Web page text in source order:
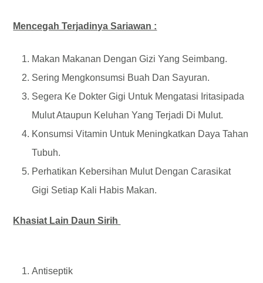
Mencegah Terjadinya Sariawan :
Makan Makanan Dengan Gizi Yang Seimbang.
Sering Mengkonsumsi Buah Dan Sayuran.
Segera Ke Dokter Gigi Untuk Mengatasi Iritasipada
Mulut Ataupun Keluhan Yang Terjadi Di Mulut.
Konsumsi Vitamin Untuk Meningkatkan Daya Tahan
Tubuh.
Perhatikan Kebersihan Mulut Dengan Carasikat
Gigi Setiap Kali Habis Makan.
Khasiat Lain Daun Sirih
Antiseptik